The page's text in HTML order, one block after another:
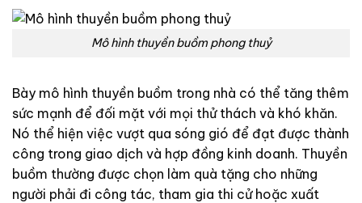
Mô hình thuyền buồm phong thuỷ
Bày mô hình thuyền buồm trong nhà có thể tăng thêm
sức mạnh để đối mặt với mọi thử thách và khó khăn.
Nó thể hiện việc vượt qua sóng gió để đạt được thành
công trong giao dịch và hợp đồng kinh doanh. Thuyền
buồm thường được chọn làm quà tặng cho những
người phải đi công tác, tham gia thi cử hoặc xuất